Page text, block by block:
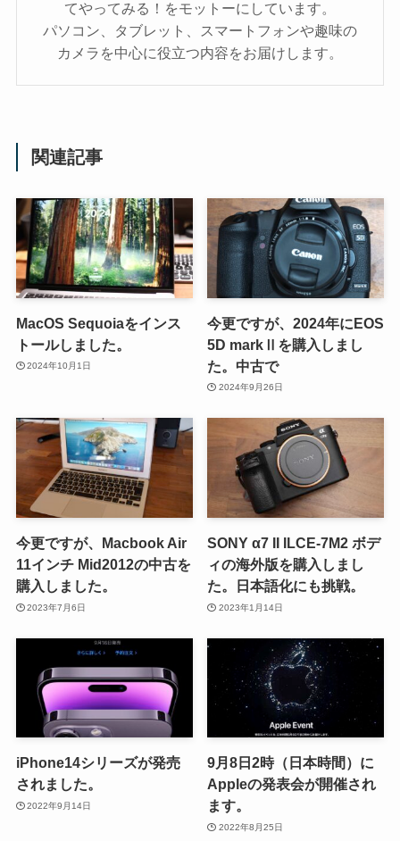
てやってみる！をモットーにしています。
パソコン、タブレット、スマートフォンや趣味の
カメラを中心に役立つ内容をお届けします。
関連記事
MacOS Sequoiaをインス
トールしました。
2024年10月1日
今更ですが、2024年にEOS
5D markⅡを購入しまし
た。中古で
2024年9月26日
今更ですが、Macbook Air
11インチ Mid2012の中古を
購入しました。
2023年7月6日
SONY α7 II ILCE-7M2 ボデ
ィの海外版を購入しまし
た。日本語化にも挑戦。
2023年1月14日
iPhone14シリーズが発売
されました。
2022年9月14日
9月8日2時（日本時間）に
Appleの発表会が開催され
ます。
2022年8月25日